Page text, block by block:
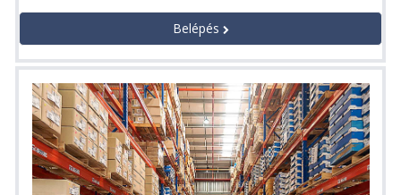
Belépés